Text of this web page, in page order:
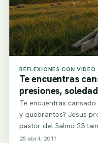
REFLEXIONES CON VIDEO
Te encuentras
presiones,
Te encuentras
y quebrantos? Jesus
pastor del Salmo 23
25 abril, 2011